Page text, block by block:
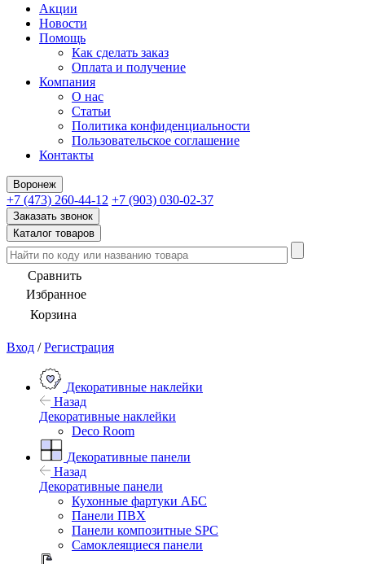
Акции
Новости
Помощь
Как сделать заказ
Оплата и получение
Компания
О нас
Статьи
Политика конфиденциальности
Пользовательское соглашение
Контакты
Воронеж
+7 (473) 260-44-12 +7 (903) 030-02-37
Заказать звонок
Каталог товаров
Сравнить
Избранное
Корзина
Вход / Регистрация
Декоративные наклейки
Назад
Декоративные наклейки
Deco Room
Декоративные панели
Назад
Декоративные панели
Кухонные фартуки АБС
Панели ПВХ
Панели композитные SPC
Самоклеящиеся панели